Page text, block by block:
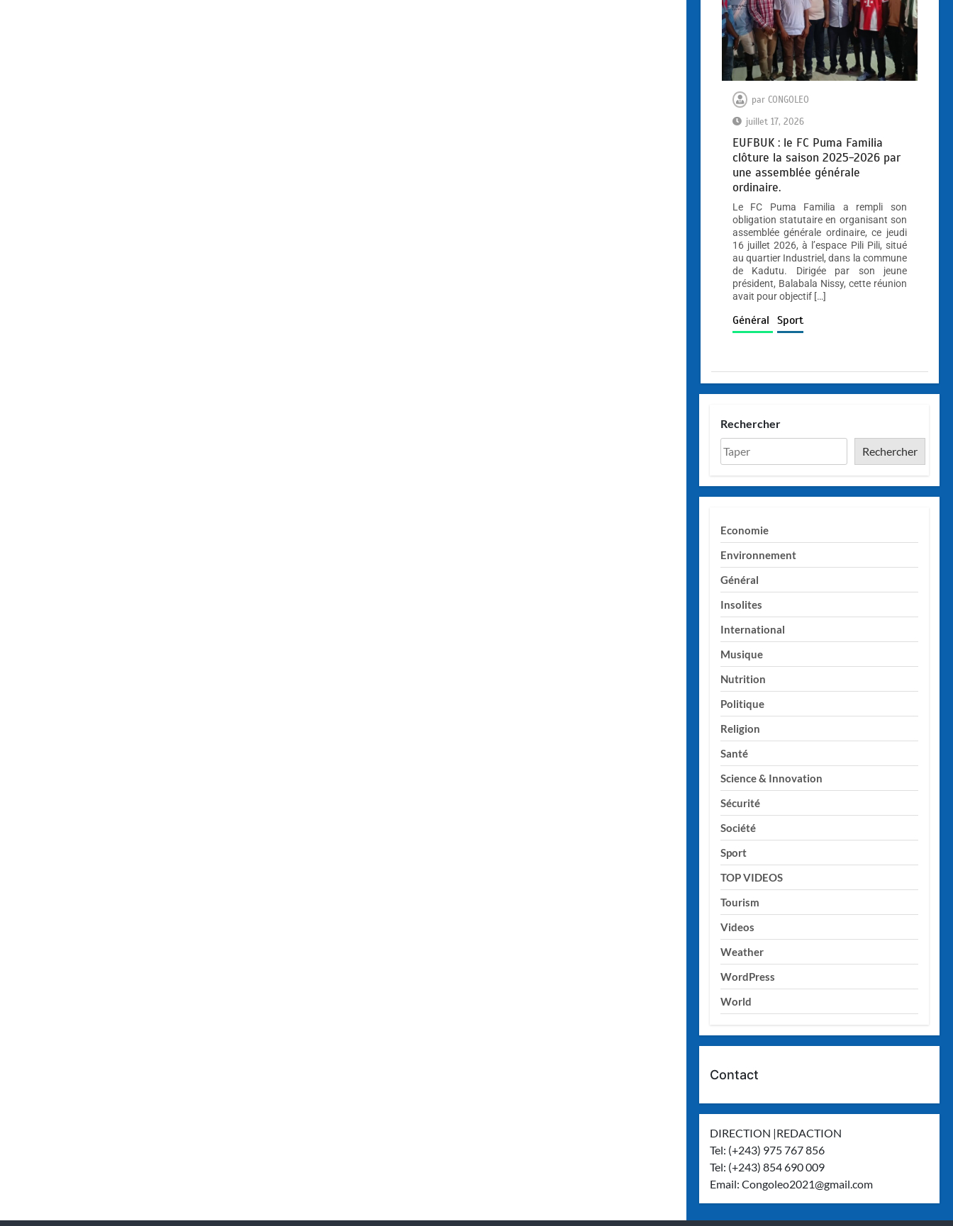
par CONGOLEO
juillet 17, 2026
EUFBUK : le FC Puma Familia
clôture la saison 2025-2026 par
une assemblée générale
ordinaire.
Le FC Puma Familia a rempli son
obligation statutaire en organisant son
assemblée générale ordinaire, ce jeudi
16 juillet 2026, à l’espace Pili Pili, situé
au quartier Industriel, dans la commune
de Kadutu. Dirigée par son jeune
président, Balabala Nissy, cette réunion
avait pour objectif […]
Général Sport
Rechercher
Rechercher
Economie
Environnement
Général
Insolites
International
Musique
Nutrition
Politique
Religion
Santé
Science & Innovation
Sécurité
Société
Sport
TOP VIDEOS
Tourism
Videos
Weather
WordPress
World
Contact
DIRECTION |REDACTION
Tel: (+243) 975 767 856
Tel: (+243) 854 690 009
Email:Congoleo2021@gmail.com